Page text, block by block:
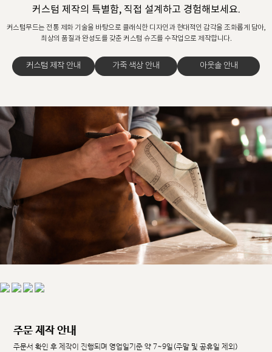
커스텀 제작의 특별함, 직접 설계하고 경험해보세요.
커스텀무드는 전통 제화 기술을 바탕으로 클래식한 디자인과 현대적인 감각을 조화롭게 담아,
최상의 품질과 완성도를 갖춘 커스텀 슈즈를 수작업으로 제작합니다.
커스텀 제작 안내 가죽 색상 안내 아웃솔 안내
주문 제작 안내
주문서 확인 후 제작이 진행되며 영업일기준 약 7~9일(주말 및 공휴일 제외)